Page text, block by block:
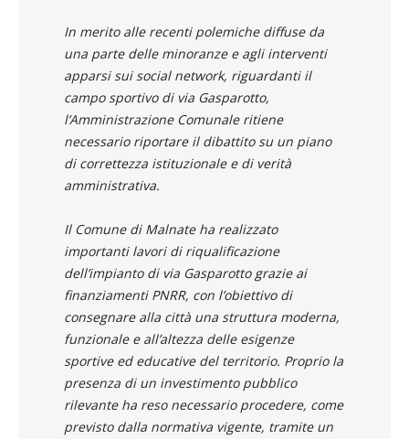
In merito alle recenti polemiche diffuse da
una parte delle minoranze e agli interventi
apparsi sui social network, riguardanti il
campo sportivo di via Gasparotto,
l’Amministrazione Comunale ritiene
necessario riportare il dibattito su un piano
di correttezza istituzionale e di verità
amministrativa.
Il Comune di Malnate ha realizzato
importanti lavori di riqualificazione
dell’impianto di via Gasparotto grazie ai
finanziamenti PNRR, con l’obiettivo di
consegnare alla città una struttura moderna,
funzionale e all’altezza delle esigenze
sportive ed educative del territorio. Proprio la
presenza di un investimento pubblico
rilevante ha reso necessario procedere, come
previsto dalla normativa vigente, tramite un